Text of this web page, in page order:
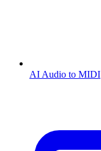
AI Audio to MIDI